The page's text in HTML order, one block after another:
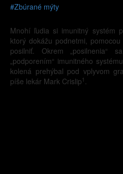
#Zbúrané mýty
Mnohí ľudia si imunitný systém
ktorý dokážu podnetmi,
posilniť. Okrem „posilnenia“
„podporením“ imunitného
kolená prehýbal pod vplyvom
píše lekár Mark Crislip 1 .